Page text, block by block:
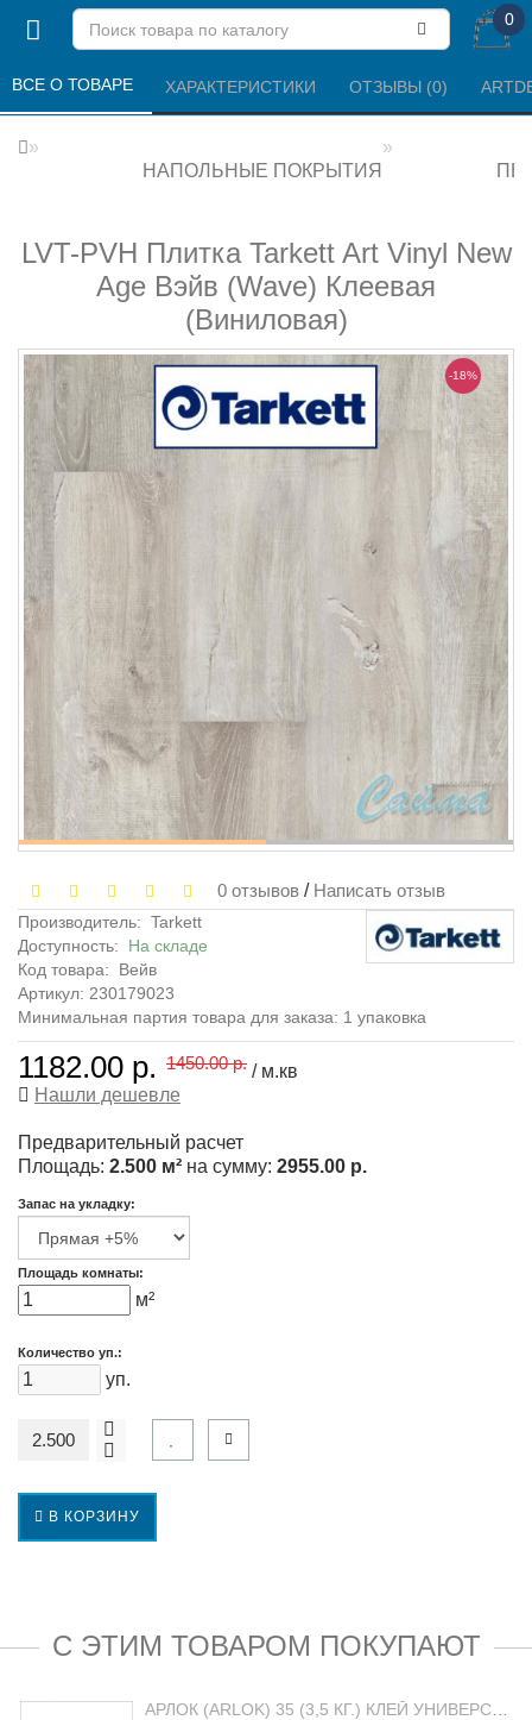
0
НАПОЛЬНЫЕ ПОКРЫТИЯ
LVT-PVH Плитка Tarkett Art Vinyl New
Age Вэйв (Wave) Клеевая
(Виниловая)
ВСЕ О ТОВАРЕ ХАРАКТЕРИСТИКИ ОТЗЫВЫ (0)
-18%
0 отзывов / Написать отзыв
Производитель: Tarkett
Доступность: На складе
Код товара:
Вейв
Артикул: 230179023
Минимальная партия товара для заказа: 1 упаковка
1182.00 р. 1450.00 р. / м.кв
Нашли дешевле
Предварительный расчет
Площадь: 2.500 м² на сумму: 2955.00 р.
Запас на укладку:
Площадь комнаты:
м²
Количество уп.:
уп.
В КОРЗИНУ
С ЭТИМ ТОВАРОМ ПОКУПАЮТ